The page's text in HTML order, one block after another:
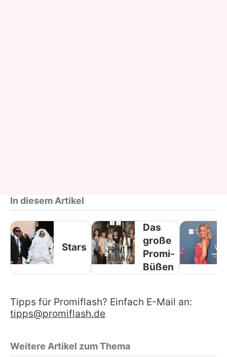
In diesem Artikel
Stars
Das
große
Promi-
Büßen
Tipps für Promiflash? Einfach E-Mail an:
tipps@promiflash.de
Weitere Artikel zum Thema